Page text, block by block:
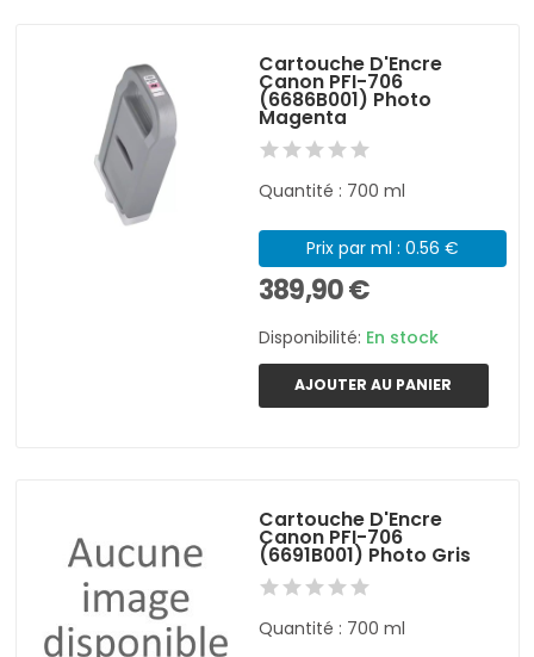
Cartouche D'Encre
Canon PFI-706
(6686B001) Photo
Magenta
Quantité : 700 ml
Prix par ml : 0.56 €
389,90 €
Disponibilité: En stock
AJOUTER AU PANIER
Cartouche D'Encre
Canon PFI-706
(6691B001) Photo Gris
Quantité : 700 ml